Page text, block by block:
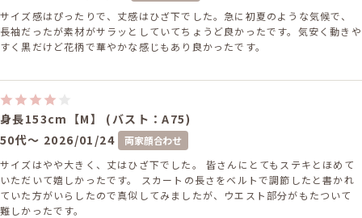
サイズ感はぴったりで、丈感はひざ下でした。急に初夏のような気候で、
長袖だったが素材がサラッとしていてちょうど良かったです。気安く動きや
すく黒だけど花柄で華やかな感じもあり良かったです。
身長153cm【M】 (バスト：A75)
50代～ 2026/01/24
両家顔合わせ
サイズはやや大きく、丈はひざ下でした。 皆さんにとてもステキとほめて
いただいて嬉しかったです。 スカートの長さをベルトで調節したと書かれ
ていた方がいらしたので真似してみましたが、ウエスト部分がもたついて
難しかったです。